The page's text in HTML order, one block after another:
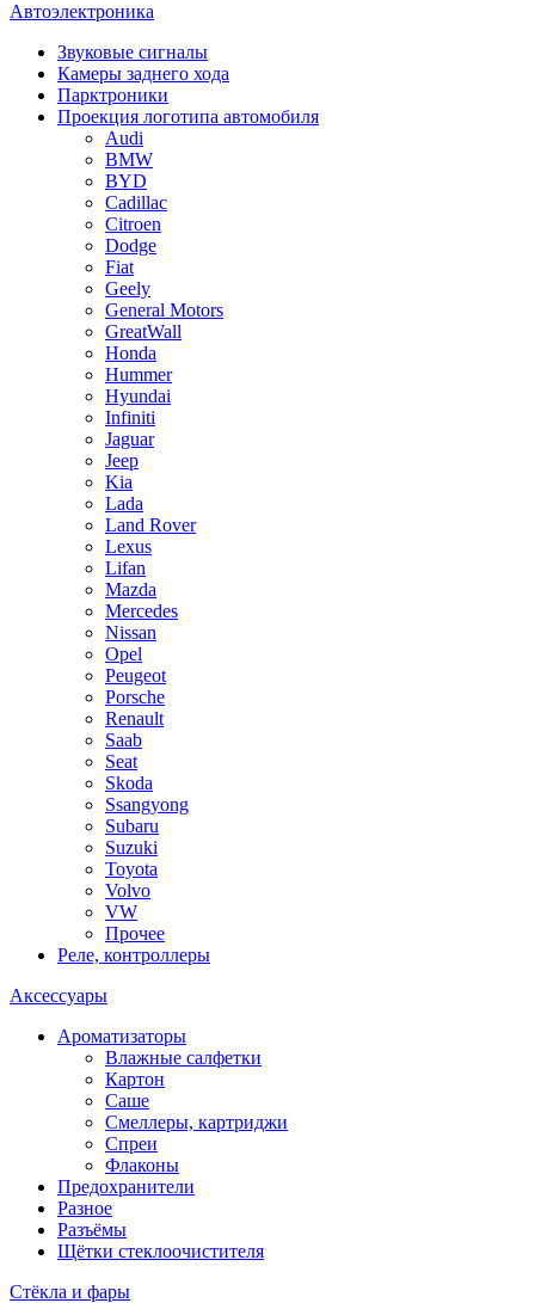
Автоэлектроника
Звуковые сигналы
Камеры заднего хода
Парктроники
Проекция логотипа автомобиля
Audi
BMW
BYD
Cadillac
Citroen
Dodge
Fiat
Geely
General Motors
GreatWall
Honda
Hummer
Hyundai
Infiniti
Jaguar
Jeep
Kia
Lada
Land Rover
Lexus
Lifan
Mazda
Mercedes
Nissan
Opel
Peugeot
Porsche
Renault
Saab
Seat
Skoda
Ssangyong
Subaru
Suzuki
Toyota
Volvo
VW
Прочее
Реле, контроллеры
Аксессуары
Ароматизаторы
Влажные салфетки
Картон
Саше
Смеллеры, картриджи
Спреи
Флаконы
Предохранители
Разное
Разъёмы
Щётки стеклоочистителя
Стёкла и фары